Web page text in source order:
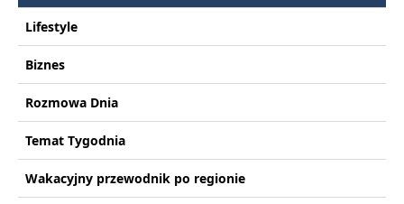
Lifestyle
Biznes
Rozmowa Dnia
Temat Tygodnia
Wakacyjny przewodnik po regionie